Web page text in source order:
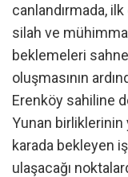
canlandırmada,
silah ve
beklemeleri
oluşmasının
Erenköy sahiline
Yunan birliklerinin
karada bekleyen
ulaşacağı